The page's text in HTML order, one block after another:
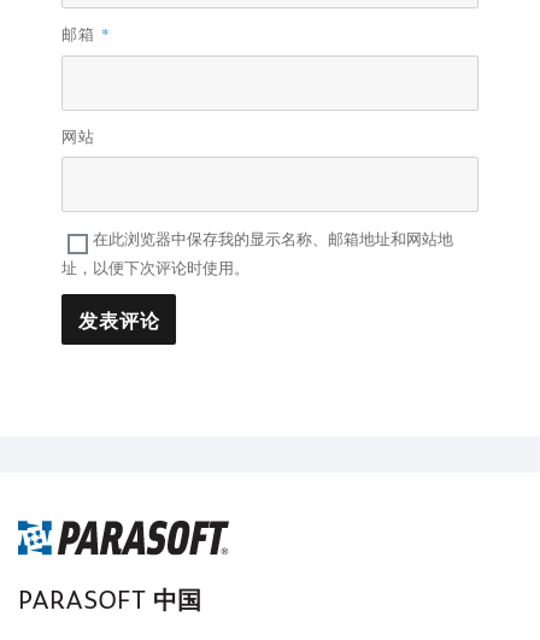
邮箱 *
网站
在此浏览器中保存我的显示名称、邮箱地址和网站地
址，以便下次评论时使用。
PARASOFT 中国